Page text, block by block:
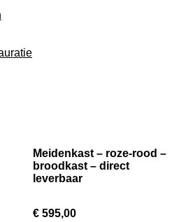
Meidenkast – roze-rood –
broodkast – direct
leverbaar
€ 595,00